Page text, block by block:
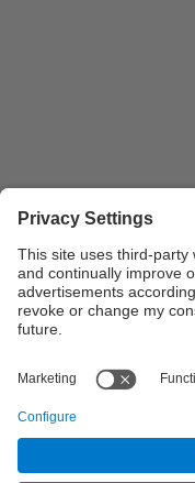
Grup de Generació
volant d'inèrcia i